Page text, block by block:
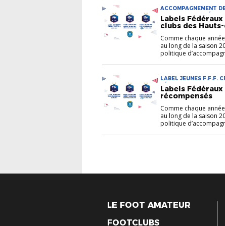
ACCOMPAGNEMENT
JEUNES F.F.F. CRÉDIT
AGRICOLE FUTSAL
Labels
clubs des
Comme chaque
au long de la saison
politique
LABEL JEUNES F.F.F.
FÉMININES LABEL
Labels
récompensés
Comme chaque
au long de la saison
politique
LE FOOT AMATEUR
FOOTCLUBS